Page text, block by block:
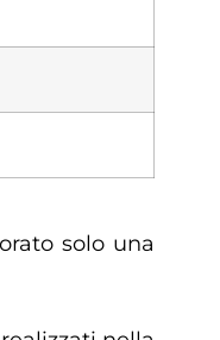
solo una